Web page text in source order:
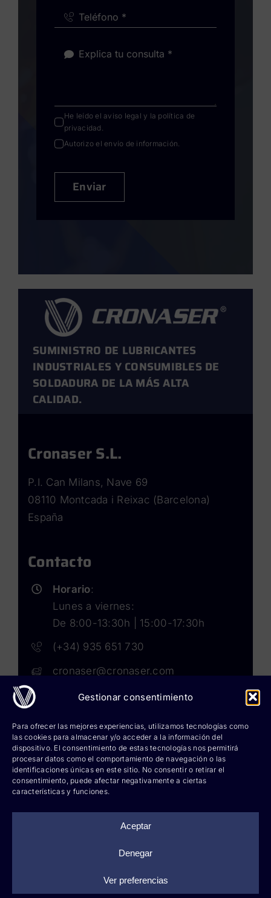
Gestionar consentimiento
Para ofrecer las mejores experiencias, utilizamos tecnologías como
las cookies para almacenar y/o acceder a la información del
dispositivo. El consentimiento de estas tecnologías nos permitirá
procesar datos como el comportamiento de navegación o las
identificaciones únicas en este sitio. No consentir o retirar el
consentimiento, puede afectar negativamente a ciertas
características y funciones.
Aceptar
Denegar
Ver preferencias
He leído elaviso legal y la política de
privacidad .
Autorizo el envío de información.
Enviar
SUMINISTRO DE LUBRICANTES
INDUSTRIALES Y CONSUMIBLES DE
SOLDADURA DE LA MÁS ALTA
CALIDAD.
Cronaser S.L.
P.I. Can Milans, Nave 69
08110 Montcada i Reixac (Barcelona)
España
Contacto
Horario:
Lunes a viernes:
De 8:00-13:30h | 15:00-17:30h
(+34) 935 651 730
cronaser@cronaser.com
Corium lubricants
Corium chemicals
Corium sprays
2026 Cronaser, lubricantes industriales y soldaduras |